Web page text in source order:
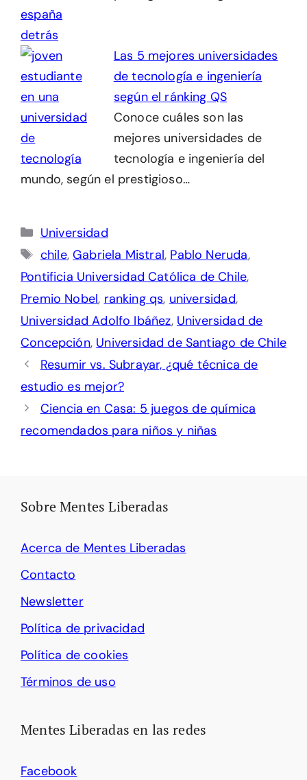
Las 5 mejores universidades
de tecnología e ingeniería
según el ránking QS
Conoce cuáles son las
mejores universidades de
tecnología e ingeniería del
mundo, según el prestigioso…
Categorías
Universidad
Etiquetas
chile,Gabriela Mistral, Pablo Neruda,
Pontificia Universidad Católica de Chile,
Premio Nobel, ranking qs, universidad,
Universidad Adolfo Ibáñez, Universidad de
Concepción, Universidad de Santiago de Chile
Resumir vs. Subrayar, ¿qué técnica de
estudio es mejor?
Ciencia en Casa: 5 juegos de química
recomendados para niños y niñas
Sobre Mentes Liberadas
Acerca de Mentes Liberadas
Contacto
Newsletter
Política de privacidad
Política de cookies
Términos de uso
Mentes Liberadas en las redes
Facebook